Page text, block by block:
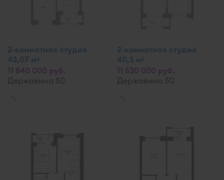
2-комнатная студия
43,07 м2
Державина 50
2-комнатная студия
40,5 м2
Державина 50